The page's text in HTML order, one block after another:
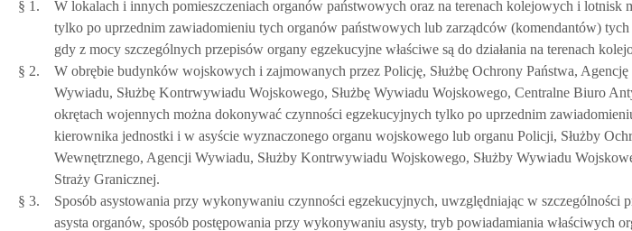
§ 1.
W lokalach i innych pomieszczeniach organów państwowych oraz na terenach kolejowych i lotnisk
tylko po uprzednim zawiadomieniu tych organów państwowych lub zarządców (komendantów)
gdy z mocy szczególnych przepisów organy egzekucyjne właściwe są do działania na terenach
§ 2.
W obrębie budynków wojskowych i zajmowanych przez Policję, Służbę Ochrony Państwa,
Wywiadu, Służbę Kontrwywiadu Wojskowego, Służbę Wywiadu Wojskowego, Centralne Biuro
okrętach wojennych można dokonywać czynności egzekucyjnych tylko po uprzednim
kierownika jednostki i w asyście wyznaczonego organu wojskowego lub organu Policji, Służby
Wewnętrznego, Agencji Wywiadu, Służby Kontrwywiadu Wojskowego, Służby Wywiadu
Straży Granicznej.
§ 3.
Sposób asystowania przy wykonywaniu czynności egzekucyjnych, uwzględniając w szczególności
asysta organów, sposób postępowania przy wykonywaniu asysty, tryb powiadamiania właściwych